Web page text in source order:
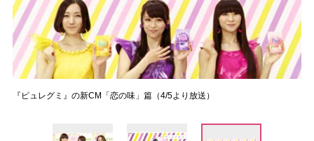
『ピュレグミ』の新CM「恋の味」篇（4/5より放送）